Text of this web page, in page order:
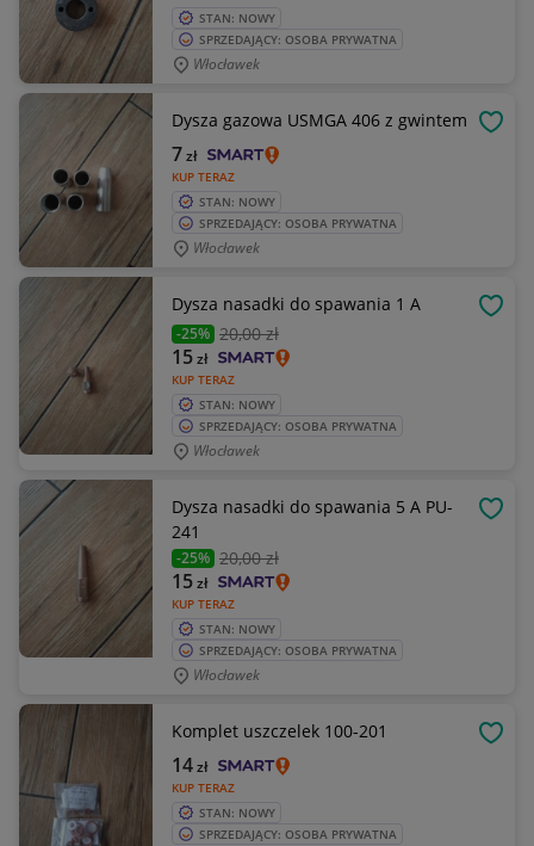
STAN: NOWY
SPRZEDAJĄCY: OSOBA PRYWATNA
Włocławek
Dysza gazowa USMGA 406 z gwintem
KUP TERAZ
7zł
STAN: NOWY
SPRZEDAJĄCY: OSOBA PRYWATNA
Włocławek
Dysza nasadki do spawania 1 A
-25% 20,00 zł
KUP TERAZ
15zł
STAN: NOWY
SPRZEDAJĄCY: OSOBA PRYWATNA
Włocławek
Dysza nasadki do spawania 5 A PU-
241
-25% 20,00 zł
KUP TERAZ
15zł
STAN: NOWY
SPRZEDAJĄCY: OSOBA PRYWATNA
Włocławek
Komplet uszczelek 100-201
KUP TERAZ
14zł
STAN: NOWY
SPRZEDAJĄCY: OSOBA PRYWATNA